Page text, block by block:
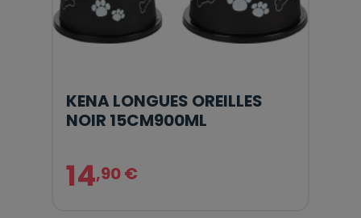
KENA LONGUES OREILLES
NOIR 15CM900ML
14,90 €